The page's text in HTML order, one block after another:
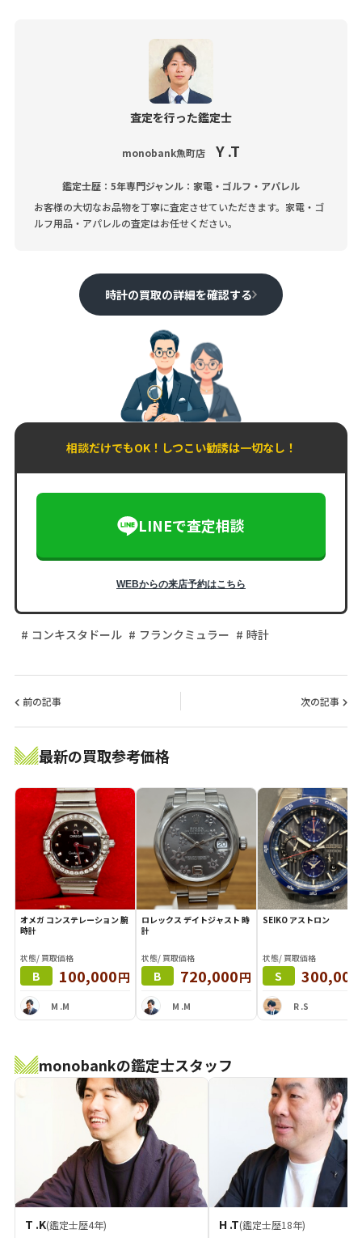
査定を行った鑑定士
monobank魚町店 Y .T
鑑定士歴：5年専門ジャンル：家電・ゴルフ・アパレル
お客様の大切なお品物を丁寧に査定させていただきます。家電・ゴ
ルフ用品・アパレルの査定はお任せください。
時計の買取の詳細を確認する
相談だけでもOK！しつこい勧誘は一切なし！
LINEで査定相談
WEBからの来店予約はこちら
コンキスタドール フランクミュラー 時計
前の記事 次の記事
最新の買取参考価格
オメガ コンステレーション 腕
時計
状態/ 買取価格
B 100,000円
M .M
ロレックス デイトジャスト 時
計
状態/ 買取価格
B 720,000円
M .M
SEIKO アストロン
状態/ 買取価格
S 300,000
R .S
monobankの鑑定士スタッフ
T .K(鑑定士歴4年) H .T(鑑定士歴18年)